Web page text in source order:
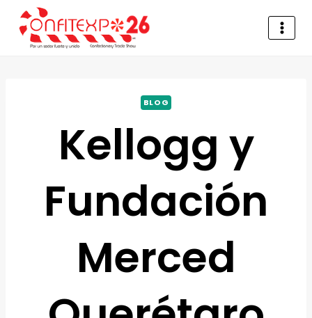
BLOG
Kellogg y
Fundación
Merced